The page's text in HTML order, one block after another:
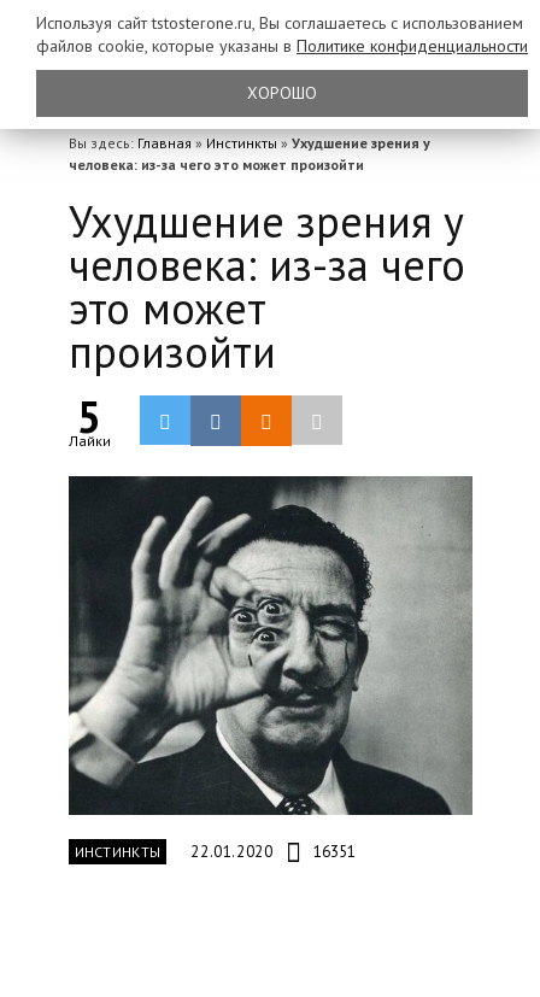
Вы здесь: Главная » Инстинкты » Ухудшение зрения у
человека: из-за чего это может произойти
Ухудшение зрения у
человека: из-за чего
это может
произойти
5
Лайки
ИНСТИНКТЫ 22.01.2020 16351
Используя сайт tstosterone.ru, Вы соглашаетесь с использованием
файлов cookie, которые указаны в Политике конфиденциальности
ХОРОШО